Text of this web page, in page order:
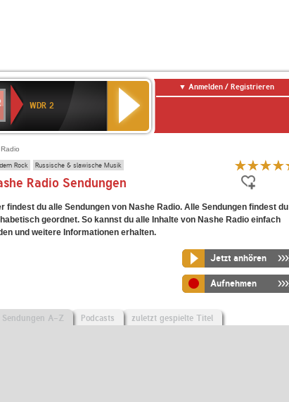
WDR 2
Anmelden / Registrieren
Rock Russische & slawische Musik
Radio Sendungen
findest du alle Sendungen von Nashe Radio. Alle Sendungen findest du
geordnet. So kannst du alle Inhalte von Nashe Radio einfach
und weitere Informationen erhalten.
Jetzt anhören
Aufnehmen
Sendungen A-Z Podcasts zuletzt gespielte Titel